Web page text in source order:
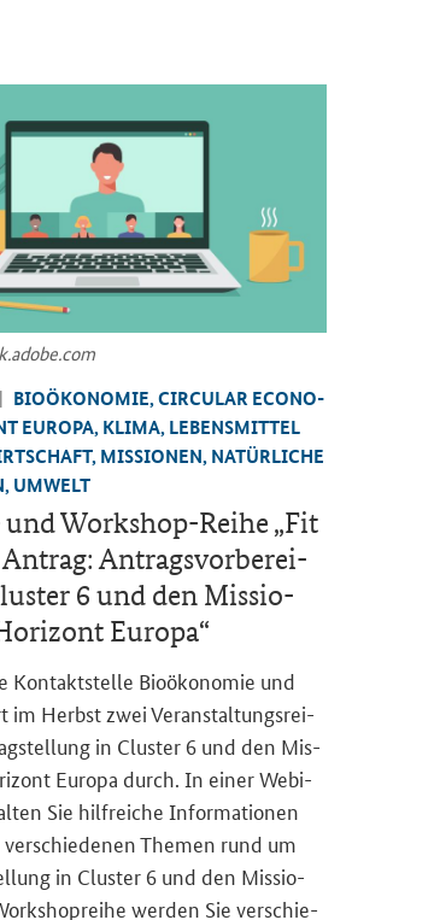
BIO­ÖKO­NO­MIE, CIR­CU­LAR ECO­NO­
EU­RO­PA, KLIMA, LE­BENS­MIT­TEL
MIS­SIO­NEN, NA­TÜR­LI­CHE
UM­WELT
Workshop-​Reihe „Fit
An­trags­vor­be­rei­
6 und den Mis­sio­
Eu­ro­pa“
Kon­takt­stel­le Bio­öko­no­mie und
im Herbst zwei Ver­an­stal­tungs­rei­
in Clus­ter 6 und den Mis­
Eu­ro­pa durch. In einer We­bi­
Sie hilf­rei­che In­for­ma­tio­nen
ver­schie­de­nen The­men rund um
in Clus­ter 6 und den Mis­sio­
wer­den Sie ver­schie­